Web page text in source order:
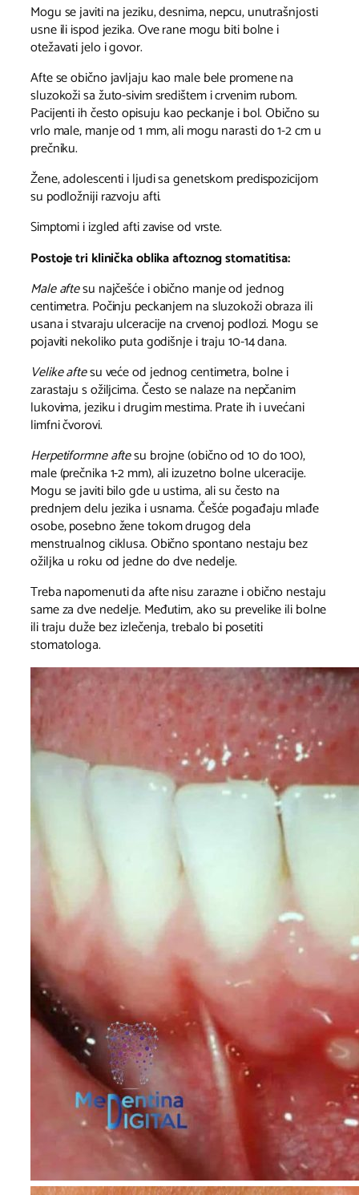
Mogu se javiti na jeziku, desnima, nepcu, unutrašnjosti
usne ili ispod jezika. Ove rane mogu biti bolne i
otežavati jelo i govor.
Afte se obično javljaju kao male bele promene na
sluzokoži sa žuto-sivim središtem i crvenim rubom.
Pacijenti ih često opisuju kao peckanje i bol. Obično su
vrlo male, manje od 1 mm, ali mogu narasti do 1-2 cm u
prečniku.
Žene, adolescenti i ljudi sa genetskom predispozicijom
su podložniji razvoju afti.
Simptomi i izgled afti zavise od vrste.
Postoje tri klinička oblika aftoznog stomatitisa:
Male aftesu najčešće i obično manje od jednog
centimetra. Počinju peckanjem na sluzokoži obraza ili
usana i stvaraju ulceracije na crvenoj podlozi. Mogu se
pojaviti nekoliko puta godišnje i traju 10-14 dana.
Velike aftesu veće od jednog centimetra, bolne i
zarastaju s ožiljcima. Često se nalaze na nepčanim
lukovima, jeziku i drugim mestima. Prate ih i uvećani
limfni čvorovi.
Herpetiformne aftesu brojne (obično od 10 do 100),
male (prečnika 1-2 mm), ali izuzetno bolne ulceracije.
Mogu se javiti bilo gde u ustima, ali su često na
prednjem delu jezika i usnama. Češće pogađaju mlađe
osobe, posebno žene tokom drugog dela
menstrualnog ciklusa. Obično spontano nestaju bez
ožiljka u roku od jedne do dve nedelje.
Treba napomenuti da afte nisu zarazne i obično nestaju
same za dve nedelje. Međutim, ako su prevelike ili bolne
ili traju duže bez izlečenja, trebalo bi posetiti
stomatologa.